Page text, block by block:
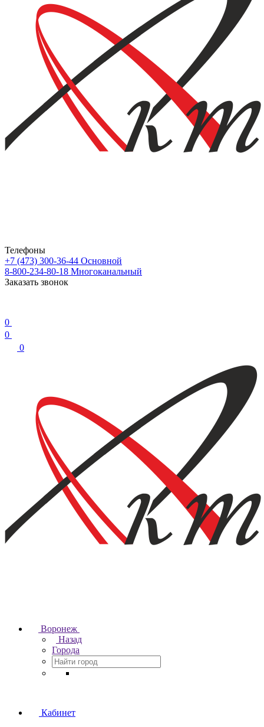
Телефоны
+7 (473) 300-36-44 Основной
8-800-234-80-18 Многоканальный
Заказать звонок
0
0
0
Воронеж
Назад
Города
Кабинет